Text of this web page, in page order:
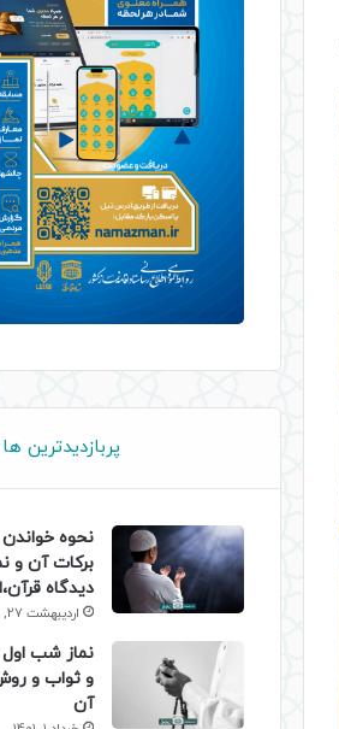
پربازدیدترین ها
نحوه
برکات آن و
دیدگاه
اردیبهشت 27, 1401
نماز شب اول
و ثواب و
آن